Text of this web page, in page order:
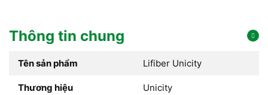
Thông tin chung
Tên sản phẩm Lifiber Unicity
Thương hiệu Unicity